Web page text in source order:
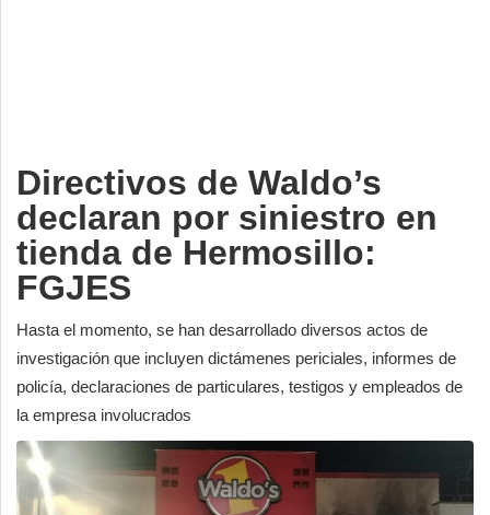
Directivos de Waldo’s
declaran por siniestro en
tienda de Hermosillo:
FGJES
Hasta el momento, se han desarrollado diversos actos de
investigación que incluyen dictámenes periciales, informes de
policía, declaraciones de particulares, testigos y empleados de
la empresa involucrados